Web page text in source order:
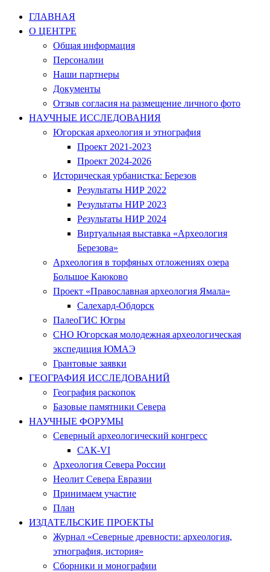
Перейти
содержимому
ГЛАВНАЯ
О ЦЕНТРЕ
Общая информация
Персоналии
Наши партнеры
Документы
Отзыв согласия на размещение личного фото
НАУЧНЫЕ ИССЛЕДОВАНИЯ
Югорская археология и этнография
Проект 2021-2023
Проект 2024-2026
Историческая урбанистка: Березов
Результаты НИР 2022
Результаты НИР 2023
Результаты НИР 2024
Виртуальная выставка «Археология
Березова»
Археология в торфяных отложениях озера
Большое Каюково
Проект «Православная археология Ямала»
Салехард-Обдорск
ПалеоГИС Югры
СНО Югорская молодежная археологическая
экспедиция ЮМАЭ
Грантовые заявки
ГЕОГРАФИЯ ИССЛЕДОВАНИЙ
География раскопок
Базовые памятники Севера
НАУЧНЫЕ ФОРУМЫ
Северный археологический конгресс
САК-VI
Археология Севера России
Неолит Севера Евразии
Принимаем участие
План
ИЗДАТЕЛЬСКИЕ ПРОЕКТЫ
Журнал «Северные древности: археология,
этнография, история»
Сборники и монографии